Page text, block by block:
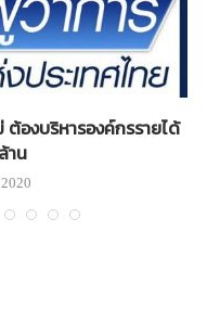
องบริหารองค์กรรายได้
าน